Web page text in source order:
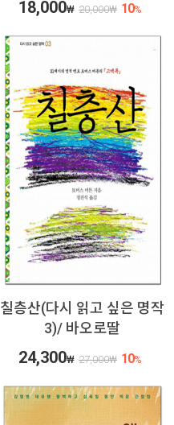
18,000₩ 20,000₩ 10%
칠층산(다시 읽고 싶은 명작
3)/ 바오로딸
24,300₩ 27,000₩ 10%